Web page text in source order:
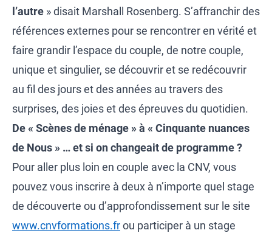
l’autre » disait Marshall Rosenberg. S’affranchir des
références externes pour se rencontrer en vérité et
faire grandir l’espace du couple, de notre couple,
unique et singulier, se découvrir et se redécouvrir
au fil des jours et des années au travers des
surprises, des joies et des épreuves du quotidien.
De « Scènes de ménage » à « Cinquante nuances
de Nous » … et si on changeait de programme ?
Pour aller plus loin en couple avec la CNV, vous
pouvez vous inscrire à deux à n’importe quel stage
de découverte ou d’approfondissement sur le site
www.cnvformations.frou participer à un stage